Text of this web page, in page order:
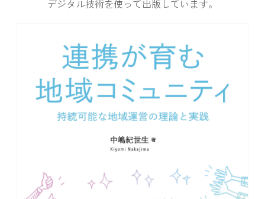
デジタル技術を使って出版しています。